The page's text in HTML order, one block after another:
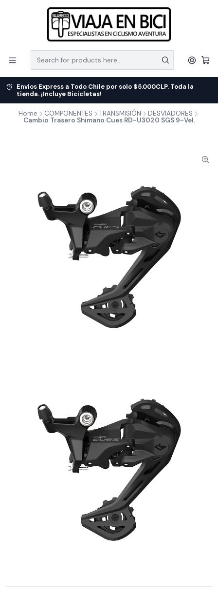
Envíos Express a Todo Chile por solo $5.000CLP. Toda la
tienda. ¡Incluye Bicicletas!
Home COMPONENTES TRANSMISIÓN
DESVIADORES
Cambio Trasero Shimano Cues RD-U3020 SGS 9-Vel.